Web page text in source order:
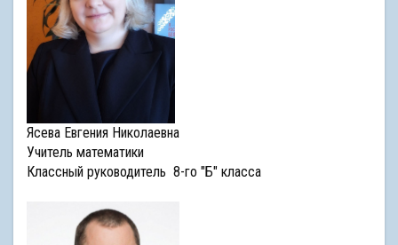
Ясева Евгения Николаевна
Учитель математики
Классный руководитель 8-го "Б" класса